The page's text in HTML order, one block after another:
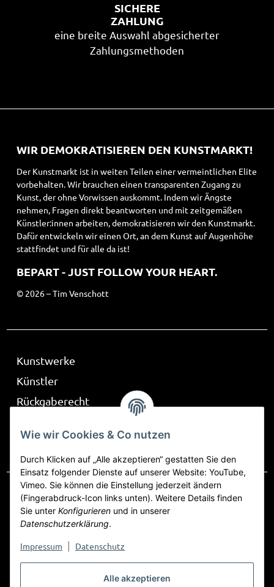
Alle akzeptieren
Wie wir Cookies & Co nutzen
Durch Klicken auf „Alle akzeptieren“ gestatten Sie den
Einsatz folgender Dienste auf unserer Website: YouTube,
Vimeo. Sie können die Einstellung jederzeit ändern
(Fingerabdruck-Icon links unten). Weitere Details finden
Sie unter Konfigurieren und in unserer
Datenschutzerklärung.
Impressum Datenschutz
SICHERE
ZAHLUNG
eine breite Auswahl abgesicherter
Zahlungsmethoden
WIR DEMOKRATISIEREN DEN KUNSTMARKT!
Der Kunstmarkt ist in weiten Teilen einer vermeintlichen Elite
vorbehalten. Wir brauchen einen transparenten Zugang zu
Kunst, der ohne Vorwissen auskommt. Indem wir Ängste
nehmen, Fragen direkt beantworten und mit zeitgemäßen
Künstler:innen arbeiten, demokratisieren wir den Kunstmarkt.
Dafür entwickeln wir einen Ort, an dem Kunst auf Augenhöhe
stattfindet und für alle da ist!
BEPART - JUST FOLLOW YOUR HEART.
© 2026 – Tim Venschott
Kunstwerke
Künstler
Rückgaberecht
Frag mich
Vertrag widerrufen
Widerrufsrecht